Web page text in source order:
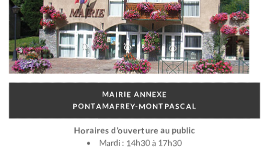
MAIRIE ANNEXE
PONTAMAFREY-MONTPASCAL
Horaires d’ouverture au public
Mardi : 14h30 à 17h30